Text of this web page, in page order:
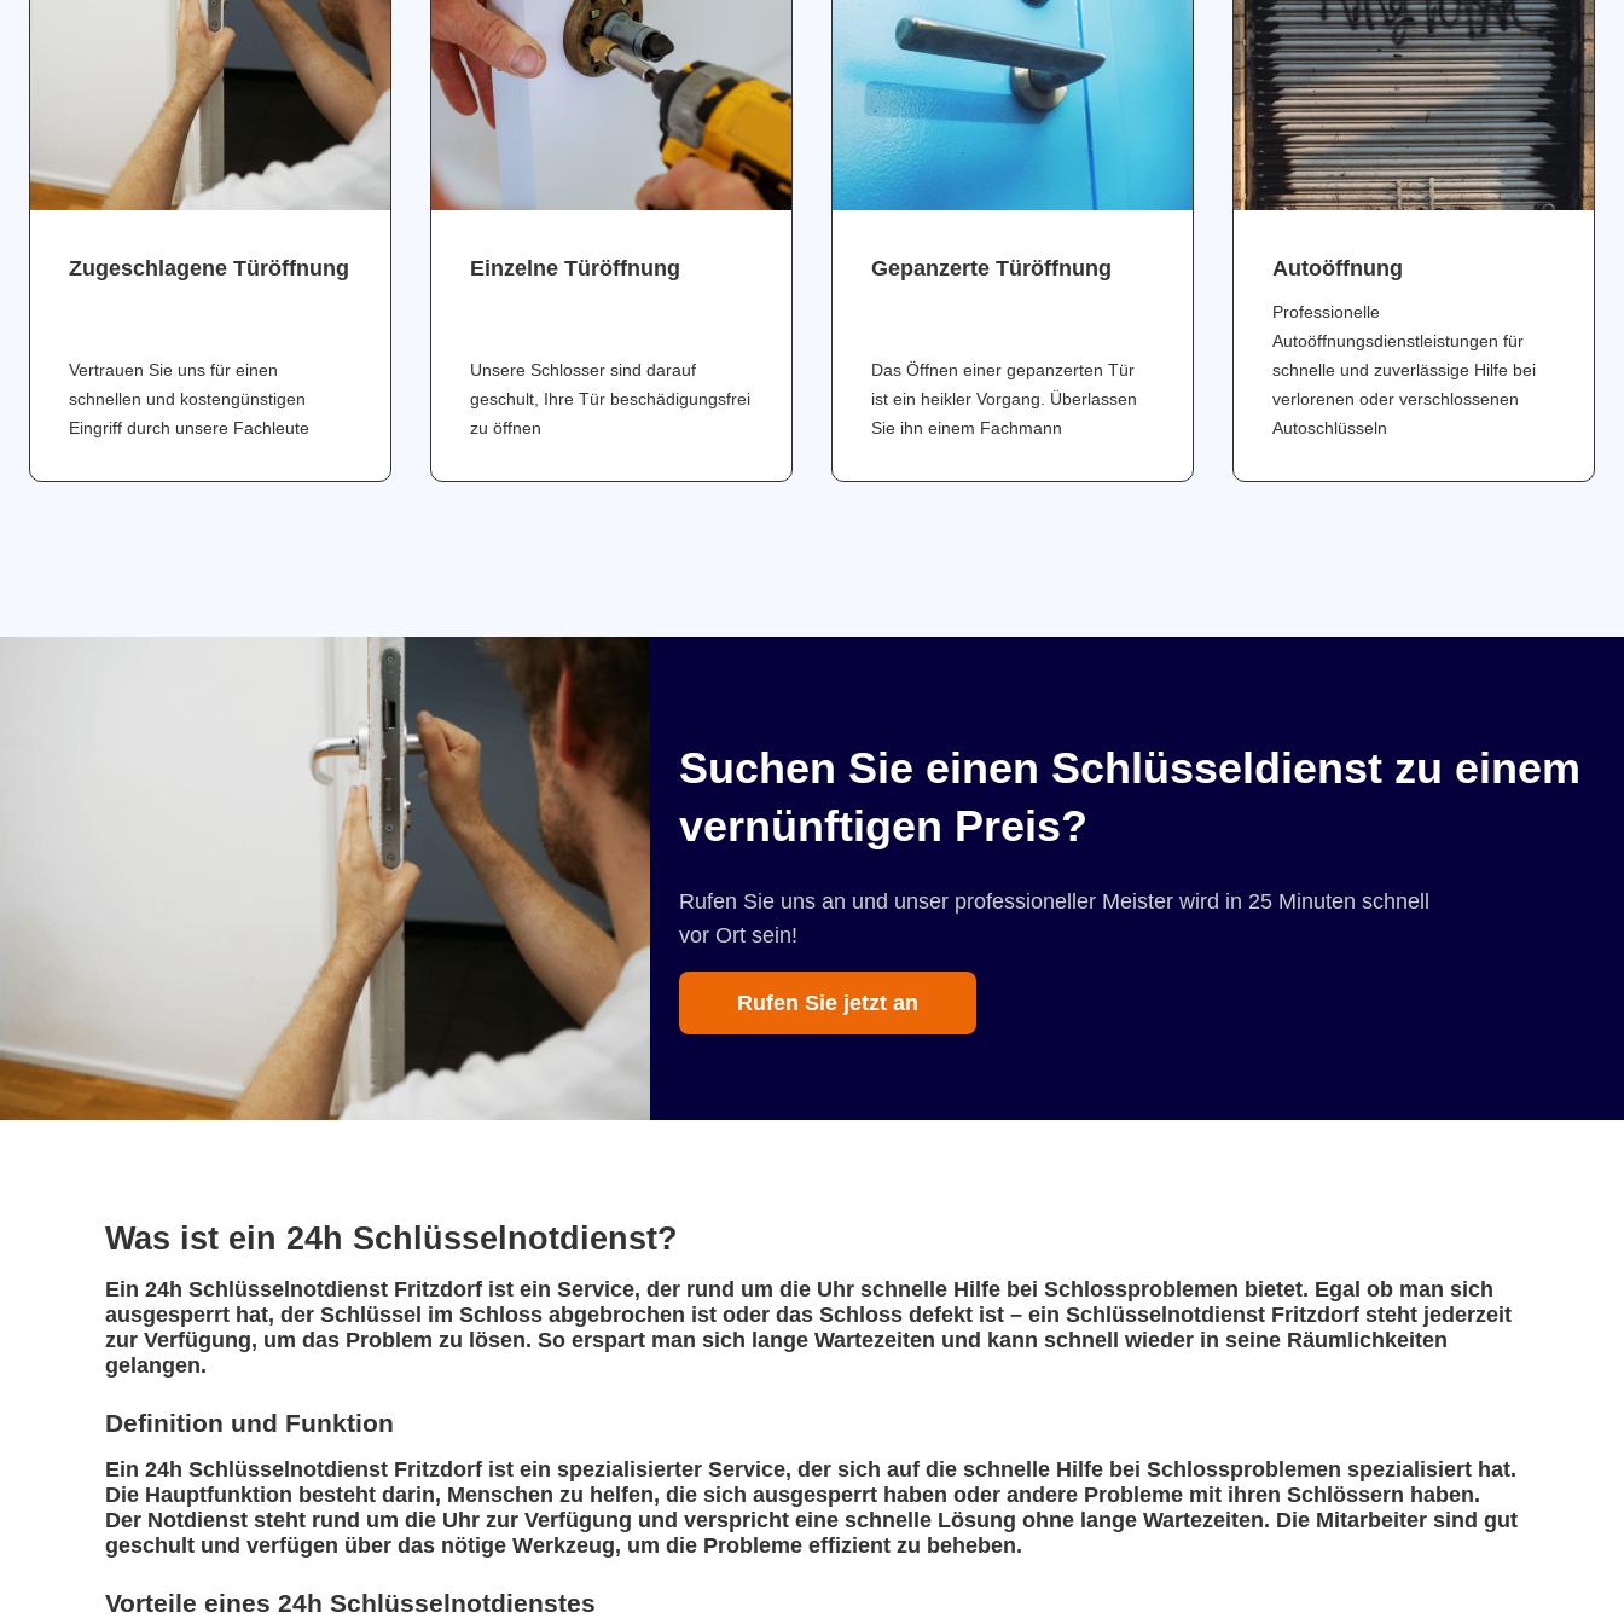
Zugeschlagene Türöffnung
Vertrauen Sie uns für einen
schnellen und kostengünstigen
Eingriff durch unsere Fachleute
Einzelne Türöffnung
Unsere Schlosser sind darauf
geschult, Ihre Tür beschädigungsfrei
zu öffnen
Gepanzerte Türöffnung
Das Öffnen einer gepanzerten Tür
ist ein heikler Vorgang. Überlassen
Sie ihn einem Fachmann
Аutoöffnung
Professionelle
Autoöffnungsdienstleistungen für
schnelle und zuverlässige Hilfe bei
verlorenen oder verschlossenen
Autoschlüsseln
Suchen Sie einen Schlüsseldienst zu einem
vernünftigen Preis?
Rufen Sie uns an und unser professioneller Meister wird in 25 Minuten schnell
vor Ort sein!
Rufen Sie jetzt an
Was ist ein 24h Schlüsselnotdienst?
Ein 24h Schlüsselnotdienst Fritzdorf ist ein Service, der rund um die Uhr schnelle Hilfe bei Schlossproblemen bietet. Egal ob man sich
ausgesperrt hat, der Schlüssel im Schloss abgebrochen ist oder das Schloss defekt ist – ein Schlüsselnotdienst Fritzdorf steht jederzeit
zur Verfügung, um das Problem zu lösen. So erspart man sich lange Wartezeiten und kann schnell wieder in seine Räumlichkeiten
gelangen.
Definition und Funktion
Ein 24h Schlüsselnotdienst Fritzdorf ist ein spezialisierter Service, der sich auf die schnelle Hilfe bei Schlossproblemen spezialisiert hat.
Die Hauptfunktion besteht darin, Menschen zu helfen, die sich ausgesperrt haben oder andere Probleme mit ihren Schlössern haben.
Der Notdienst steht rund um die Uhr zur Verfügung und verspricht eine schnelle Lösung ohne lange Wartezeiten. Die Mitarbeiter sind gut
geschult und verfügen über das nötige Werkzeug, um die Probleme effizient zu beheben.
Vorteile eines 24h Schlüsselnotdienstes